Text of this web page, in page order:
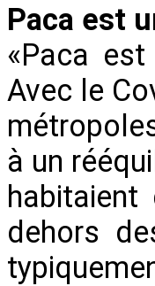
Paca est
«Paca
Avec le
à un
dehors